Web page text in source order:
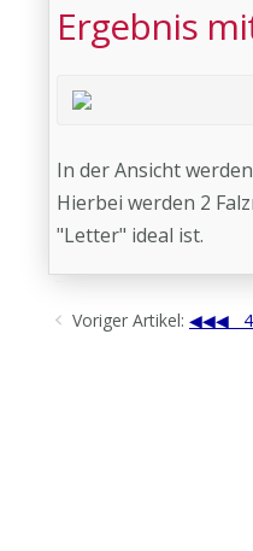
Ergebnis
In der Ansicht
Hierbei werden 2
"Letter" ideal ist.
Voriger Artikel: